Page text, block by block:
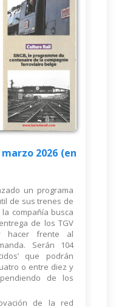
2026 (en
un programa
de sus trenes de
compañía busca
de los TGV
hacer frente al
Serán 104
que podrán
o entre diez y
de los
de la red